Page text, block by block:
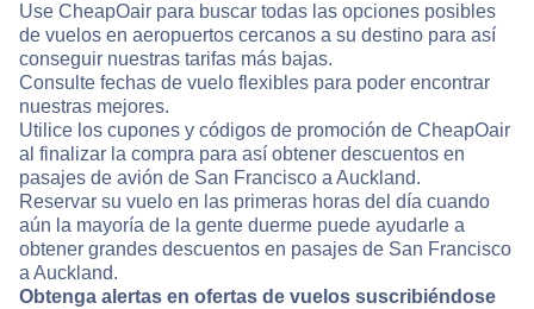
Use CheapOair para buscar todas las opciones posibles
de vuelos en aeropuertos cercanos a su destino para así
conseguir nuestras tarifas más bajas.
Consulte fechas de vuelo flexibles para poder encontrar
nuestras mejores.
Utilice los cupones y códigos de promoción de CheapOair
al finalizar la compra para así obtener descuentos en
pasajes de avión de San Francisco a Auckland.
Reservar su vuelo en las primeras horas del día cuando
aún la mayoría de la gente duerme puede ayudarle a
obtener grandes descuentos en pasajes de San Francisco
a Auckland.
Obtenga alertas en ofertas de vuelos suscribiéndose